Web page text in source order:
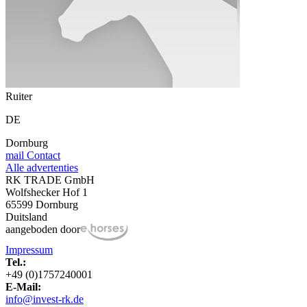
Ruiter
DE
Dornburg
mail Contact
Alle advertenties
RK TRADE GmbH
Wolfshecker Hof 1
65599 Dornburg
Duitsland
aangeboden door
Impressum
Tel.:
+49 (0)1757240001
E-Mail:
info@invest-rk.de